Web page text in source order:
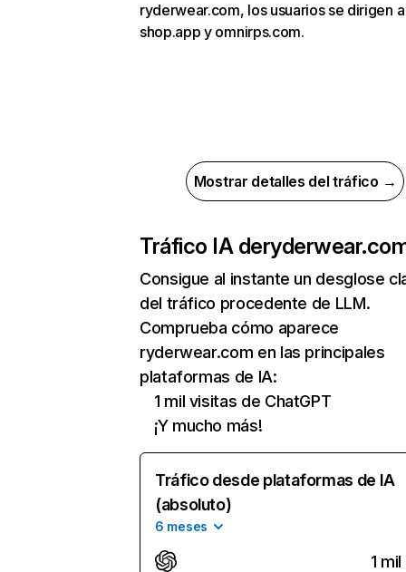
ryderwear.com, los usuarios se dirigen a
shop.app y omnirps.com.
Mostrar detalles del tráfico →
Tráfico IA de
Consigue al instante un desglose
del tráfico procedente de LLM.
Comprueba cómo aparece
ryderwear.com en las principales
plataformas de IA:
1 mil visitas de ChatGPT
¡Y mucho más!
Tráfico desde plataformas de IA
(absoluto)
6 meses
1 mil